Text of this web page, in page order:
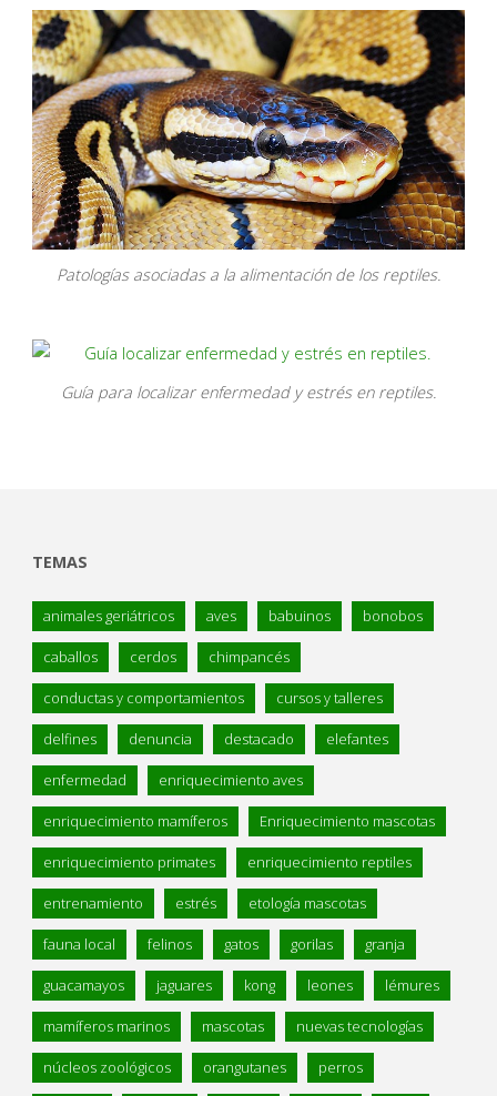
Patologías asociadas a la alimentación de los reptiles.
Guía para localizar enfermedad y estrés en reptiles.
TEMAS
animales geriátricos aves babuinos bonobos
caballos cerdos chimpancés
conductas y comportamientos cursos y talleres
delfines denuncia destacado elefantes
enfermedad enriquecimiento aves
enriquecimiento mamíferos Enriquecimiento mascotas
enriquecimiento primates enriquecimiento reptiles
entrenamiento estrés etología mascotas
fauna local felinos gatos gorilas granja
guacamayos jaguares kong leones lémures
mamíferos marinos mascotas nuevas tecnologías
núcleos zoológicos orangutanes perros